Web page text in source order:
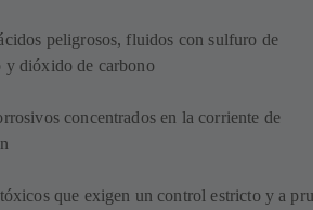
peligrosos, fluidos con sulfuro de
y dióxido de carbono
concentrados en la corriente de
que exigen un control estricto y a